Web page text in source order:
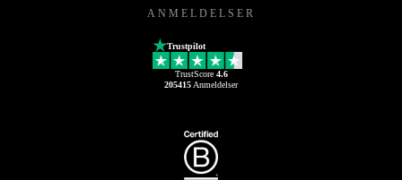
ANMELDELSER
Trustpilot
TrustScore 4.6
205415 Anmeldelser